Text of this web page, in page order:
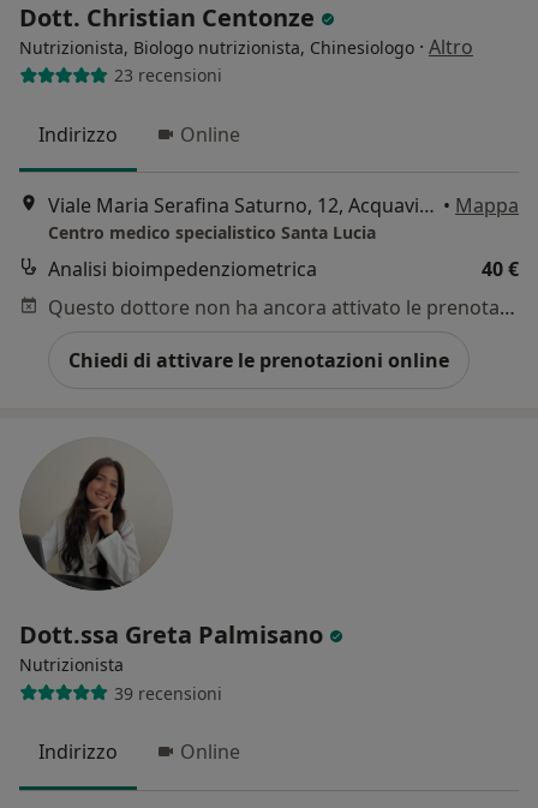
Dott. Christian Centonze
Nutrizionista, Biologo nutrizionista, Chinesiologo · Altro
23 recensioni
Indirizzo Online
Viale Maria Serafina Saturno, 12, Acquaviva delle Fonti • Mappa
Centro medico specialistico Santa Lucia
Analisi bioimpedenziometrica
40 €
Questo dottore non ha ancora attivato le prenotazioni online presso questo indirizzo.
Chiedi di attivare le prenotazioni online
Dott.ssa Greta Palmisano
Nutrizionista
39 recensioni
Indirizzo Online